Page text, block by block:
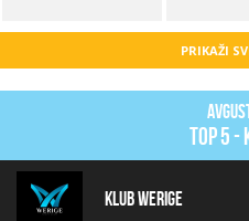
PRIKAŽI
top 5 -
Klub Werige